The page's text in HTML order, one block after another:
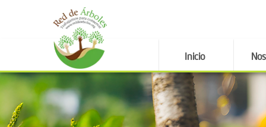
Inicio